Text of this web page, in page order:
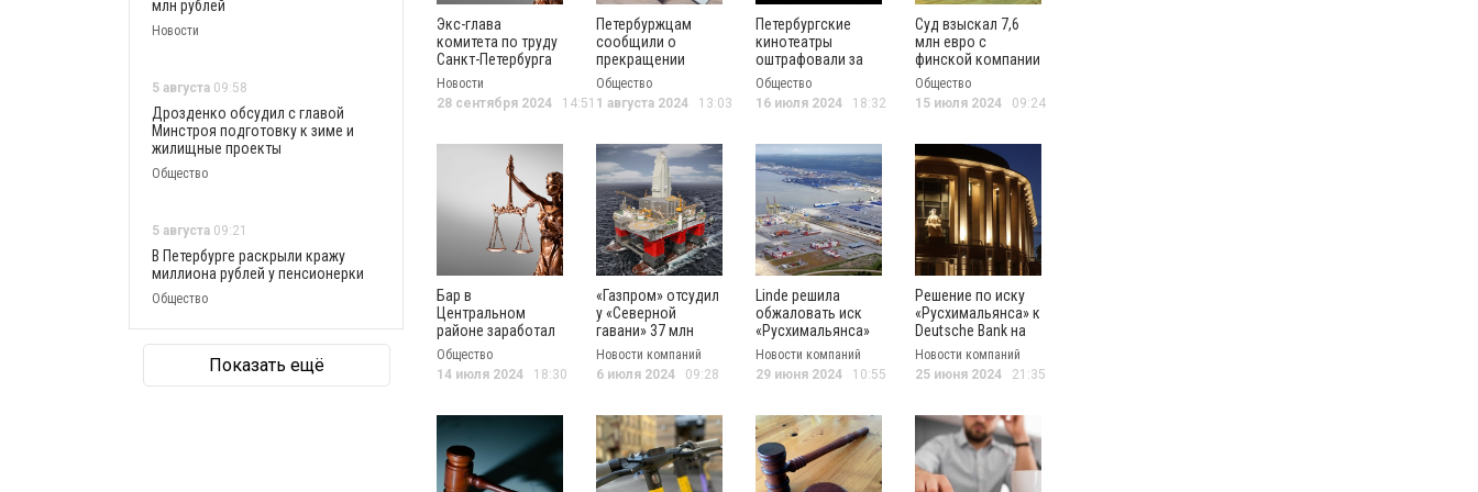
Экс-глава
комитета по труду
Санкт-Петербурга
обвиняется в
мошенничестве
Новости
28 сентября 2024 14:51
Петербуржцам
сообщили о
прекращении
пенсий в особом
случае
Общество
1 августа 2024 13:03
Петербургские
кинотеатры
оштрафовали за
показы фильмов
без лицензии
Общество
16 июля 2024 18:32
Суд взыскал 7,6
млн евро с
финской компании
в пользу
Балтийского
завода
Общество
15 июля 2024 09:24
Бар в
Центральном
районе заработал
свыше 150 тысяч
рублей без
лицензии
Общество
14 июля 2024 18:30
«Газпром» отсудил
у «Северной
гавани» 37 млн
долларов за
ремонт буровых
платформ
Новости компаний
6 июля 2024 09:28
Linde решила
обжаловать иск
«Русхимальянса»
на 113 млрд
рублей через
кассацию
Новости компаний
29 июня 2024 10:55
Решение по иску
«Русхимальянса» к
Deutsche Bank на
238 млн евро
могут обжаловать
Новости компаний
25 июня 2024 21:35
млн рублей
Новости
5 августа 09:58
Дрозденко обсудил с главой
Минстроя подготовку к зиме и
жилищные проекты
Общество
5 августа 09:21
В Петербурге раскрыли кражу
миллиона рублей у пенсионерки
Общество
Показать ещё